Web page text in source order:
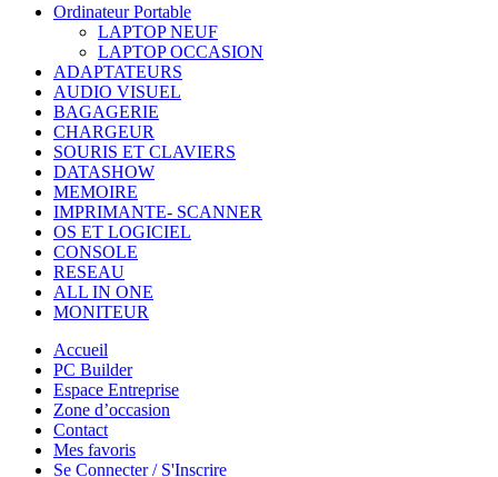
Ordinateur Portable
LAPTOP NEUF
LAPTOP OCCASION
ADAPTATEURS
AUDIO VISUEL
BAGAGERIE
CHARGEUR
SOURIS ET CLAVIERS
DATASHOW
MEMOIRE
IMPRIMANTE- SCANNER
OS ET LOGICIEL
CONSOLE
RESEAU
ALL IN ONE
MONITEUR
Accueil
PC Builder
Espace Entreprise
Zone d’occasion
Contact
Mes favoris
Se Connecter / S'Inscrire